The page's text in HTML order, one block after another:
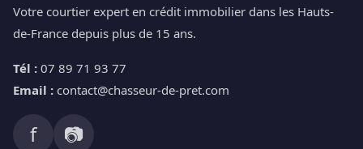
Votre courtier expert en crédit immobilier dans les Hauts-
de-France depuis plus de 15 ans.
Tél : 07 89 71 93 77
Email : contact@chasseur-de-pret.com
f 📷